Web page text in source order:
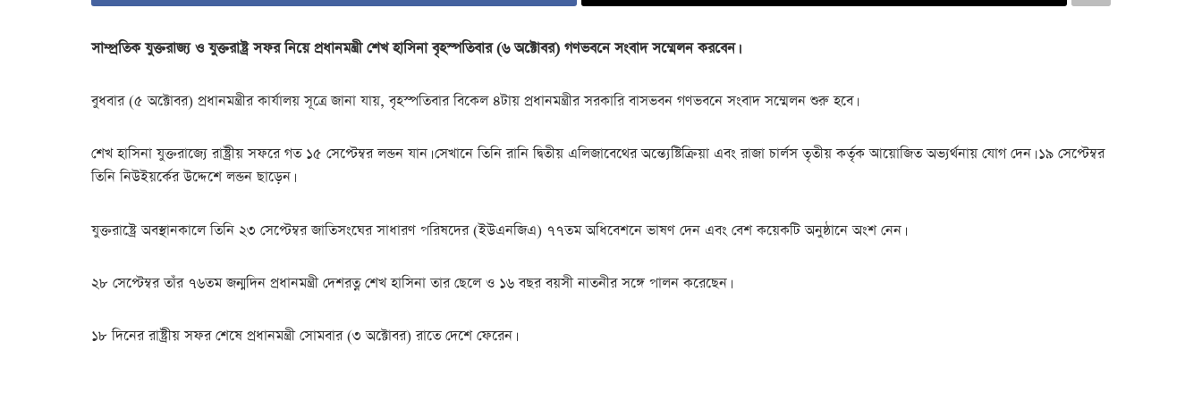
সাম্প্রতিক যুক্তরাজ্য ও যুক্তরাষ্ট্র সফর নিয়ে প্রধানমন্ত্রী শেখ হাসিনা বৃহস্পতিবার (৬ অক্টোবর) গণভবনে সংবাদ সম্মেলন করবেন।
বুধবার (৫ অক্টোবর) প্রধানমন্ত্রীর কার্যালয় সূত্রে জানা যায়, বৃহস্পতিবার বিকেল ৪টায় প্রধানমন্ত্রীর সরকারি বাসভবন গণভবনে সংবাদ সম্মেলন শুরু হবে।
শেখ হাসিনা যুক্তরাজ্যে রাষ্ট্রীয় সফরে গত ১৫ সেপ্টেম্বর লন্ডন যান। সেখানে তিনি রানি দ্বিতীয় এলিজাবেথের অন্ত্যেষ্টিক্রিয়া এবং রাজা চার্লস তৃতীয় কর্তৃক আয়োজিত অভ্যর্থনায় যোগ দেন। ১৯ সেপ্টেম্বর
তিনি নিউইয়র্কের উদ্দেশে লন্ডন ছাড়েন।
যুক্তরাষ্ট্রে অবস্থানকালে তিনি ২৩ সেপ্টেম্বর জাতিসংঘের সাধারণ পরিষদের (ইউএনজিএ) ৭৭তম অধিবেশনে ভাষণ দেন এবং বেশ কয়েকটি অনুষ্ঠানে অংশ নেন।
২৮ সেপ্টেম্বর তাঁর ৭৬তম জন্মদিন প্রধানমন্ত্রী দেশরত্ন শেখ হাসিনা তার ছেলে ও ১৬ বছর বয়সী নাতনীর সঙ্গে পালন করেছেন।
১৮ দিনের রাষ্ট্রীয় সফর শেষে প্রধানমন্ত্রী সোমবার (৩ অক্টোবর) রাতে দেশে ফেরেন।